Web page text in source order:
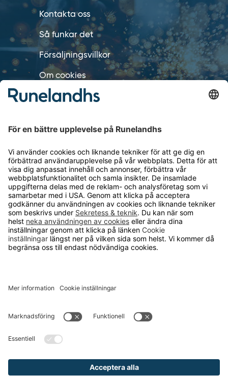
Kontakta oss
Så funkar det
Försäljningsvillkor
Om cookies
Personuppgiftshantering
OM RUNELANDHS
Om Runelandhs
Köpvillkor
Därför ska du välja oss
Lediga jobb
Kvalitets- och miljöpolicy
TELEFON
order@runelandhs.se